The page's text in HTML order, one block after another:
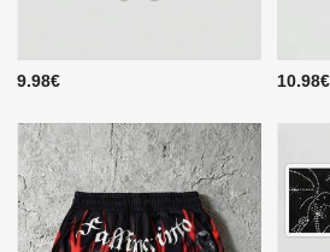
9.98€ 10.98€